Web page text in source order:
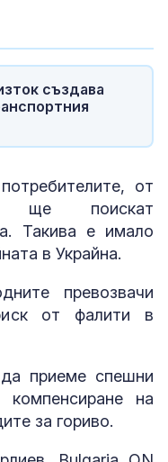
създава
от
ще поискат
Такива е имало
в Украйна.
превозвачи
от фалити в
приеме спешни
компенсиране на
за гориво.